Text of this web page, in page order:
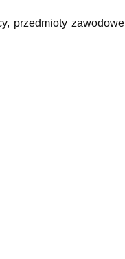
przedmioty zawodowe